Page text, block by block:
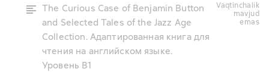
The Curious Case of Benjamin Button
and Selected Tales of the Jazz Age
Сollection. Адаптированная книга для
чтения на английском языке.
Уровень B1
vaqtinchalik
mavjud
emas